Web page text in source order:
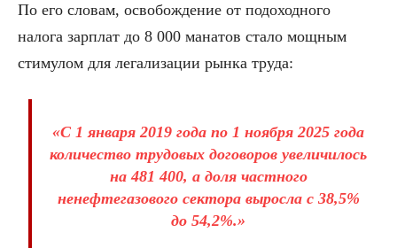
По его словам, освобождение от подоходного
налога зарплат до 8 000 манатов стало мощным
стимулом для легализации рынка труда:
«С 1 января 2019 года по 1 ноября 2025 года
количество трудовых договоров увеличилось
на 481 400, а доля частного
ненефтегазового сектора выросла с 38,5%
до 54,2%.»